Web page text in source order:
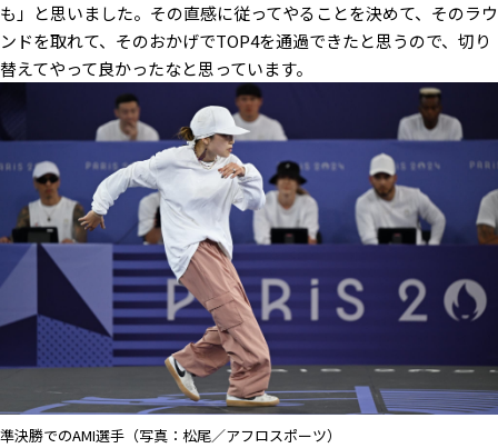
も」と思いました。その直感に従ってやることを決めて、そのラウ
ンドを取れて、そのおかげでTOP4を通過できたと思うので、切り
替えてやって良かったなと思っています。
準決勝でのAMI選手（写真：松尾／アフロスポーツ）